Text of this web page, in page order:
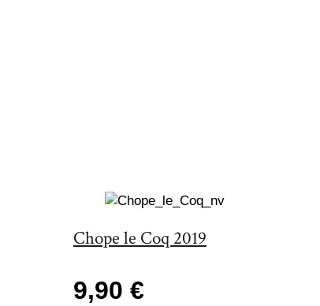
Chope le Coq 2019
9,90 €